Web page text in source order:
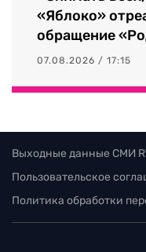
«Яблоко»
обращение
07.08.2026 / 17:15
Выходные данные СМИ
Пользовательское
Политика обработки